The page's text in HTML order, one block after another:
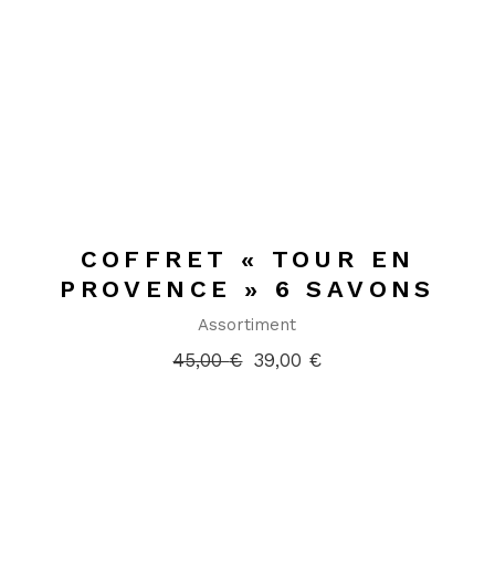
COFFRET « TOUR EN
PROVENCE » 6 SAVONS
Assortiment
45,00€ Le
39,00 €
Le